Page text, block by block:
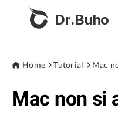
Dr.Buho
Prodotti
Home Tutorial
Mac non si